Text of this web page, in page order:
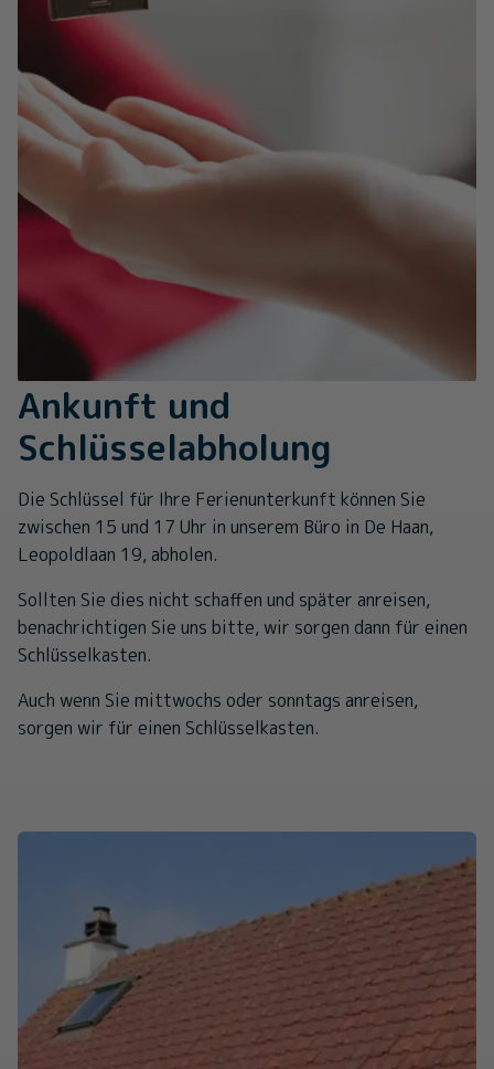
Ankunft und
Schlüsselabholung
Die Schlüssel für Ihre Ferienunterkunft können Sie
zwischen 15 und 17 Uhr in unserem Büro in De Haan,
Leopoldlaan 19, abholen.
Sollten Sie dies nicht schaffen und später anreisen,
benachrichtigen Sie uns bitte, wir sorgen dann für einen
Schlüsselkasten.
Auch wenn Sie mittwochs oder sonntags anreisen,
sorgen wir für einen Schlüsselkasten.